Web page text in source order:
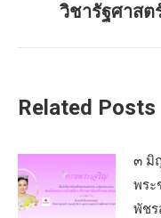
วิชารัฐศาสต
Related Posts
๓ มิ
พระ
พัช